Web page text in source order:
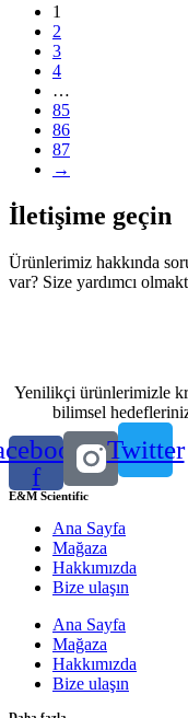
1
2
3
4
…
85
86
87
→
İletişime geçin
Ürünlerimiz hakkında
var? Size yardımcı
Yenilikçi ürünlerimizle
bilimsel
f
Twitter
E&M Scientific
Ana Sayfa
Mağaza
Hakkımızda
Bize ulaşın
Ana Sayfa
Mağaza
Hakkımızda
Bize ulaşın